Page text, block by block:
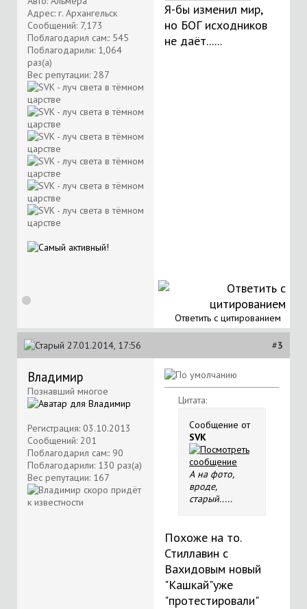
Адрес: г. Архангельск
Сообщений: 7,173
Поблагодарил сам:: 545
Поблагодарили: 1,064
раз(а)
Вес репутации: 287
Я-бы изменил мир,
но БОГ исходников
не даёт......
Ответить с цитированием
27.01.2014, 17:56 #3
Владимир
Познавший многое
Регистрация: 03.10.2013
Сообщений: 201
Поблагодарил сам:: 90
Поблагодарили: 130 раз(а)
Вес репутации: 167
Цитата:
Сообщение от
SVK
А на фото,
вроде,
старый.....
Похоже на то.
Стиллавин с
Вахидовым новый
"Кашкай"уже
"протестировали"